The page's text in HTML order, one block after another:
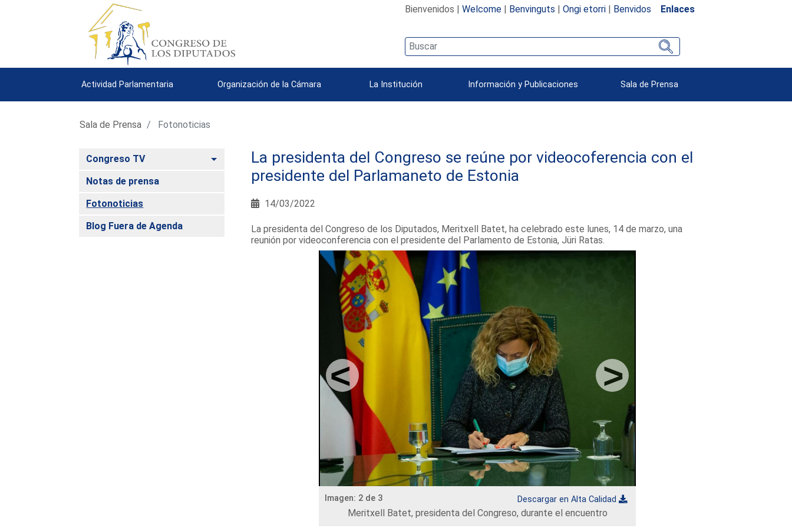
Bienvenidos | Welcome| Benvinguts | Ongi etorri| Benvidos Enlaces
Actividad Parlamentaria Organización de la Cámara La Institución Información y Publicaciones Sala de Prensa
Sala de Prensa Fotonoticias
Congreso TV Alternar
Notas de prensa
Fotonoticias
Blog Fuera de Agenda
La presidenta del Congreso se reúne por videocoferencia con el
presidente del Parlamaneto de Estonia
14/03/2022
La presidenta del Congreso de los Diputados, Meritxell Batet, ha celebrado este lunes, 14 de marzo, una
reunión por videoconferencia con el presidente del Parlamento de Estonia, Jüri Ratas.
Imagen: 2 de 3 Descargar en Alta Calidad
Meritxell Batet, presidenta del Congreso, durante el encuentro